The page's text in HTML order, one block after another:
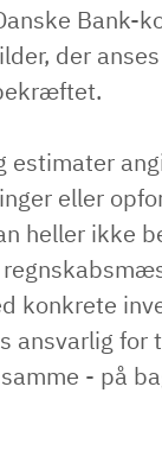
Bank-
der
estimater
eller
heller ikke
konkrete
ansvarlig for
- på